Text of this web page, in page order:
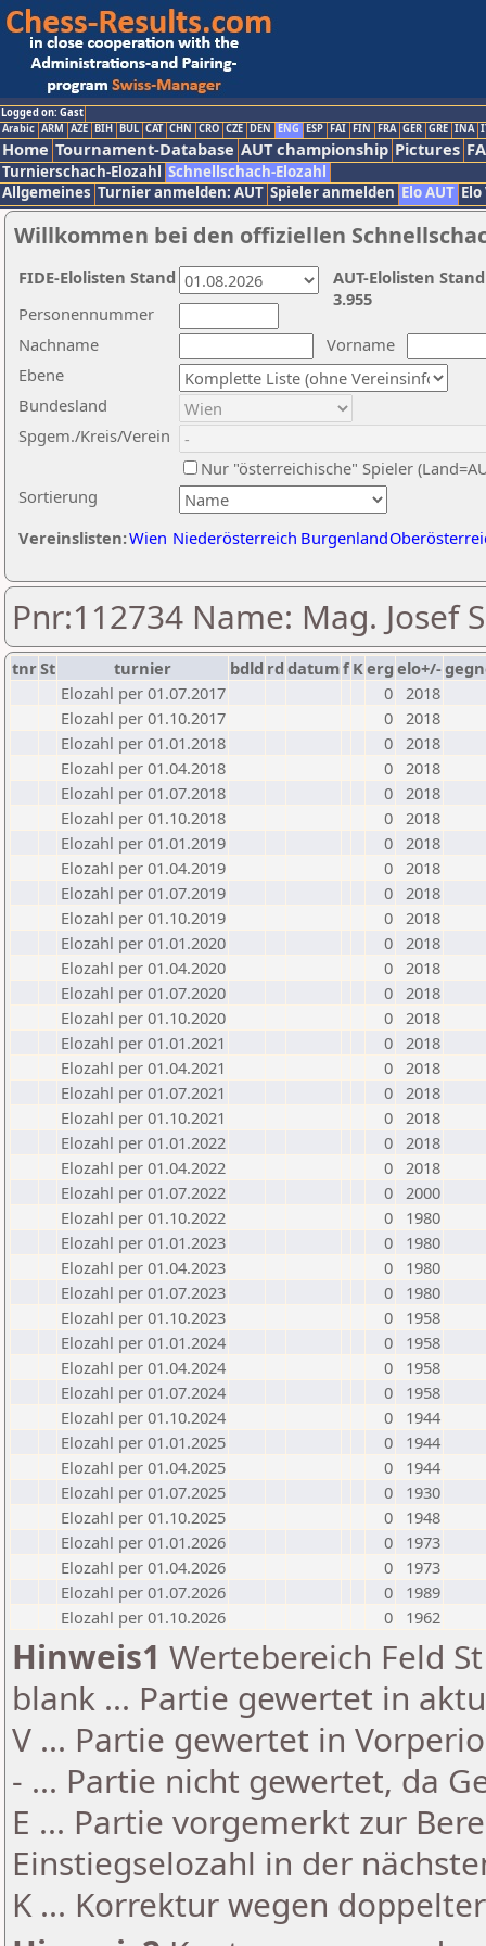
Logged on: Gast
Arabic ARM AZE BIH BUL CAT CHN CRO CZE DEN ENG ESP FAI FIN FRA GER GRE INA
Home Tournament-Database AUT championship Pictures
Turnierschach-Elozahl Schnellschach-Elozahl
Allgemeines Turnier anmelden: AUT Spieler anmelden Elo AUT
Willkommen bei den offiziellen
Nachname
Vorname
Ebene
Sortierung
Personennummer
Bundesland
Spgem./Kreis/Verein
Nur "österreichische" Spieler
Vereinslisten:Wien Niederösterreich Burgenland
AUT-Elolisten
3.955
FIDE-Elolisten Stand
Pnr:112734 Name: Mag. Josef
tnrSt turnier bdld rd datumf Kerg elo+/-
Elozahl per 01.07.2017
0 2018
Elozahl per 01.10.2017
0 2018
Elozahl per 01.01.2018
0 2018
Elozahl per 01.04.2018
0 2018
Elozahl per 01.07.2018
0 2018
Elozahl per 01.10.2018
0 2018
Elozahl per 01.01.2019
0 2018
Elozahl per 01.04.2019
0 2018
Elozahl per 01.07.2019
0 2018
Elozahl per 01.10.2019
0 2018
Elozahl per 01.01.2020
0 2018
Elozahl per 01.04.2020
0 2018
Elozahl per 01.07.2020
0 2018
Elozahl per 01.10.2020
0 2018
Elozahl per 01.01.2021
0 2018
Elozahl per 01.04.2021
0 2018
Elozahl per 01.07.2021
0 2018
Elozahl per 01.10.2021
0 2018
Elozahl per 01.01.2022
0 2018
Elozahl per 01.04.2022
0 2018
Elozahl per 01.07.2022
0 2000
Elozahl per 01.10.2022
0
1980
Elozahl per 01.01.2023
0
1980
Elozahl per 01.04.2023
0
1980
Elozahl per 01.07.2023
0
1980
Elozahl per 01.10.2023
0
1958
Elozahl per 01.01.2024
0
1958
Elozahl per 01.04.2024
0
1958
Elozahl per 01.07.2024
0
1958
Elozahl per 01.10.2024
0
1944
Elozahl per 01.01.2025
0
1944
Elozahl per 01.04.2025
0
1944
Elozahl per 01.07.2025
0
1930
Elozahl per 01.10.2025
0
1948
Elozahl per 01.01.2026
0
1973
Elozahl per 01.04.2026
0
1973
Elozahl per 01.07.2026
0
1989
Elozahl per 01.10.2026
0 1962
Hinweis1 Wertebereich Feld
blank ... Partie gewertet in
V ... Partie gewertet in
- ... Partie nicht gewertet, da
E ... Partie vorgemerkt zur
Einstiegselozahl in der
K ... Korrektur wegen